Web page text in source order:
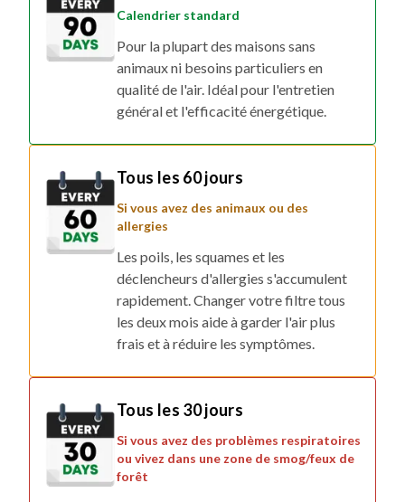
Calendrier standard
Pour la plupart des maisons sans
animaux ni besoins particuliers en
qualité de l'air. Idéal pour l'entretien
général et l'efficacité énergétique.
Tous les 60 jours
Si vous avez des animaux ou des
allergies
Les poils, les squames et les
déclencheurs d'allergies s'accumulent
rapidement. Changer votre filtre tous
les deux mois aide à garder l'air plus
frais et à réduire les symptômes.
Tous les 30 jours
Si vous avez des problèmes respiratoires
ou vivez dans une zone de smog/feux de
forêt